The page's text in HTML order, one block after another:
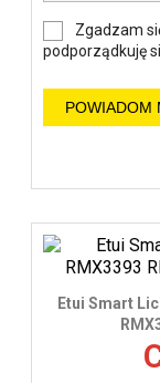
Zgadzam
podporządkuję
POWIADOM
Etui Smart